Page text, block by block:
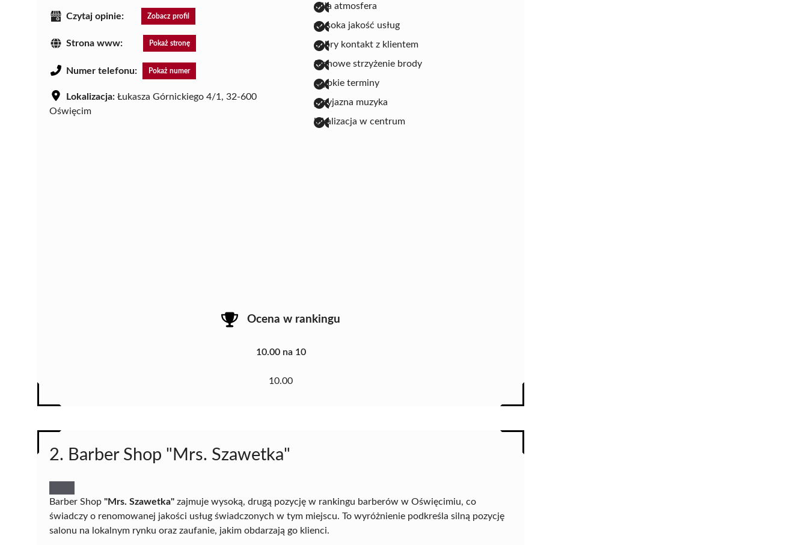
Czytaj opinie: Zobacz profil
Strona www: Pokaż stronę
Numer telefonu: Pokaż numer
Lokalizacja: Łukasza Górnickiego 4/1, 32-600
Oświęcim
miła atmosfera
wysoka jakość usług
dobry kontakt z klientem
fachowe strzyżenie brody
szybkie terminy
przyjazna muzyka
lokalizacja w centrum
Ocena w rankingu
10.00 na 10
10.00
2. Barber Shop "Mrs. Szawetka"
Barber Shop "Mrs. Szawetka" zajmuje wysoką, drugą pozycję w rankingu barberów w Oświęcimiu, co
świadczy o renomowanej jakości usług świadczonych w tym miejscu. To wyróżnienie podkreśla silną pozycję
salonu na lokalnym rynku oraz zaufanie, jakim obdarzają go klienci.